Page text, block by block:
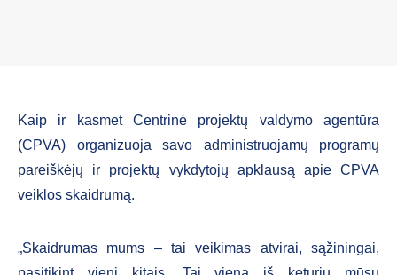
Kaip ir kasmet Centrinė projektų valdymo agentūra
(CPVA) organizuoja savo administruojamų programų
pareiškėjų ir projektų vykdytojų apklausą apie CPVA
veiklos skaidrumą.
„Skaidrumas mums – tai veikimas atvirai, sąžiningai,